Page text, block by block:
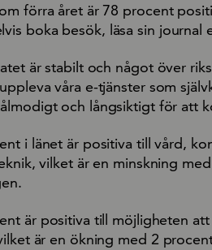
förra året är 78 procent
boka besök, läsa sin journal
är stabilt och något över
våra e-tjänster som
och långsiktigt för att
i länet är positiva till vård,
vilket är en minskning
är positiva till möjligheten
är en ökning med 2